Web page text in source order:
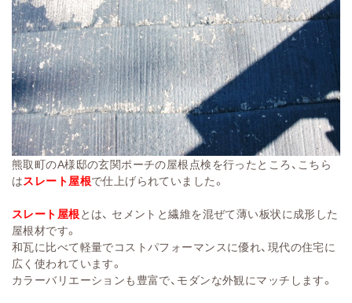
熊取町のA様邸の玄関ポーチの屋根点検を行ったところ、こちら
はスレート屋根で仕上げられていました。
スレート屋根とは、 セメントと繊維を混ぜて薄い板状に成形した
屋根材です。
和瓦に比べて軽量でコストパフォーマンスに優れ、現代の住宅に
広く使われています。
カラーバリエーションも豊富で、モダンな外観にマッチします。